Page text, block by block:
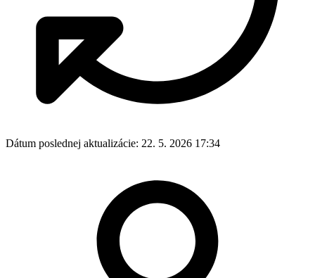
Dátum poslednej aktualizácie: 22. 5. 2026 17:34